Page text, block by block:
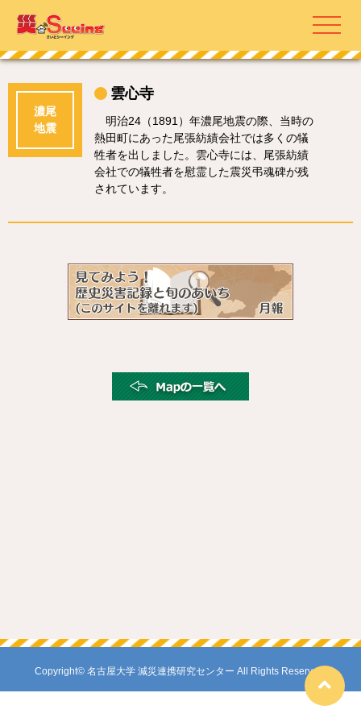
濃尾
地震
雲心寺
明治24（1891）年濃尾地震の際、当時の
熱田町にあった尾張紡績会社では多くの犠
牲者を出しました。雲心寺には、尾張紡績
会社での犠牲者を慰霊した震災弔魂碑が残
されています。
Copyright© 名古屋大学 減災連携研究センター All Rights Reserved.